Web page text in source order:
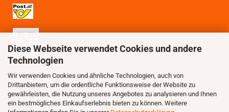
Diese Webseite verwendet Cookies und andere
Technologien
Wir verwenden Cookies und ähnliche Technologien, auch von
Drittanbietern, um die ordentliche Funktionsweise der Website zu
gewährleisten, die Nutzung unseres Angebotes zu analysieren und Ihnen
ein bestmögliches Einkaufserlebnis bieten zu können. Weitere
Modellbau Niedermayer OG
3123 Kleinhain